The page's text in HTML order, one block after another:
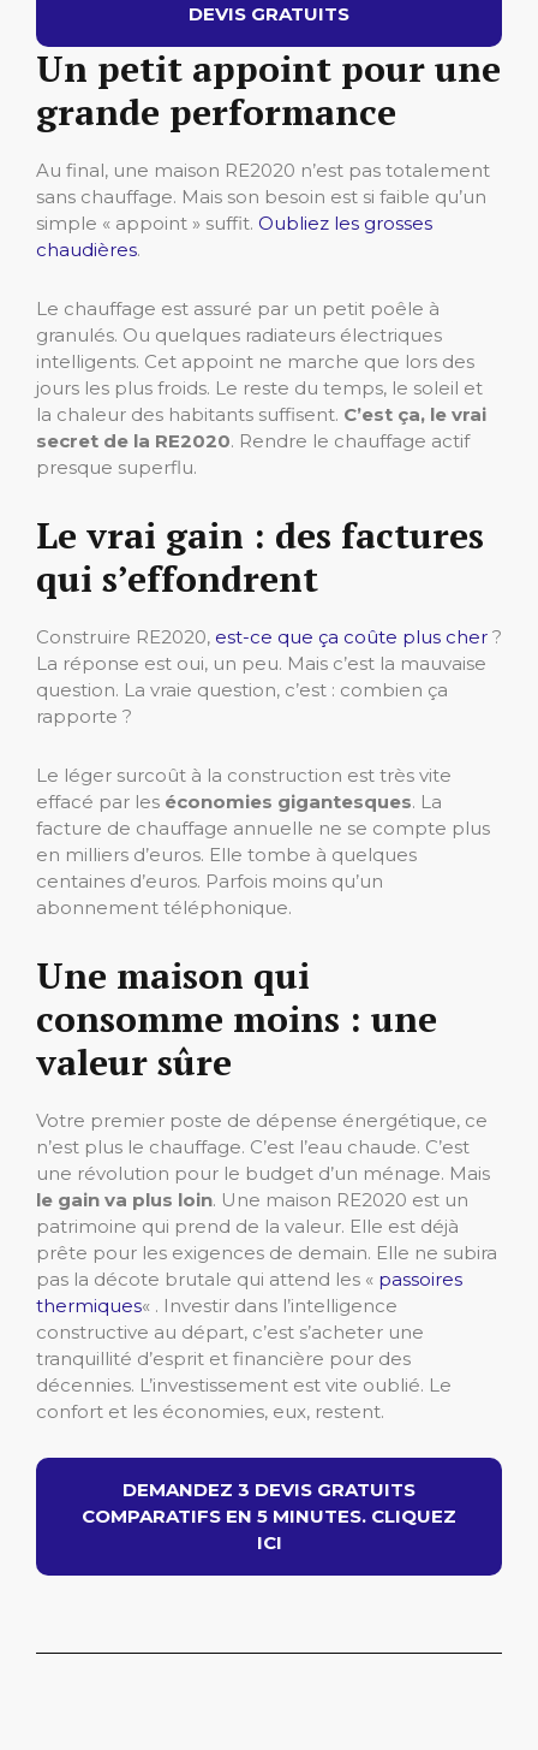
DEVIS GRATUITS
Un petit appoint pour une
grande performance
Au final, une maison RE2020 n’est pas totalement
sans chauffage. Mais son besoin est si faible qu’un
simple « appoint » suffit. Oubliez les grosses
chaudières.
Le chauffage est assuré par un petit poêle à
granulés. Ou quelques radiateurs électriques
intelligents. Cet appoint ne marche que lors des
jours les plus froids. Le reste du temps, le soleil et
la chaleur des habitants suffisent. C’est ça, le vrai
secret de la RE2020. Rendre le chauffage actif
presque superflu.
Le vrai gain : des factures
qui s’effondrent
Construire RE2020, est-ce que ça coûte plus cher ?
La réponse est oui, un peu. Mais c’est la mauvaise
question. La vraie question, c’est : combien ça
rapporte ?
Le léger surcoût à la construction est très vite
effacé par les économies gigantesques. La
facture de chauffage annuelle ne se compte plus
en milliers d’euros. Elle tombe à quelques
centaines d’euros. Parfois moins qu’un
abonnement téléphonique.
Une maison qui
consomme moins : une
valeur sûre
Votre premier poste de dépense énergétique, ce
n’est plus le chauffage. C’est l’eau chaude. C’est
une révolution pour le budget d’un ménage. Mais
le gain va plus loin. Une maison RE2020 est un
patrimoine qui prend de la valeur. Elle est déjà
prête pour les exigences de demain. Elle ne subira
pas la décote brutale qui attend les « passoires
thermiques« . Investir dans l’intelligence
constructive au départ, c’est s’acheter une
tranquillité d’esprit et financière pour des
décennies. L’investissement est vite oublié. Le
confort et les économies, eux, restent.
DEMANDEZ 3 DEVIS GRATUITS
COMPARATIFS EN 5 MINUTES. CLIQUEZ
ICI